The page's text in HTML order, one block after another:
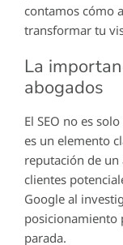
contamos cómo
transformar tu
La
abogados
El SEO no es
es un elemento
reputación de
clientes
Google al
posicionamiento
parada.